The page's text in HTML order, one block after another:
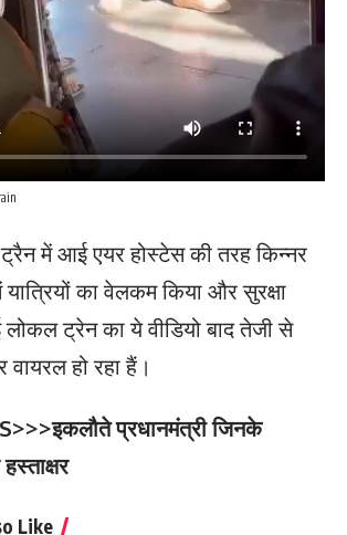
में आई एयर होस्टेस की तरह किन्नर
का वेलकम किया और सुरक्षा
लोकल ट्रेन का ये वीडियो बाद तेजी से
वायरल हो रहा हैं।
इकलौते प्रधानमंत्री जिनके
Like